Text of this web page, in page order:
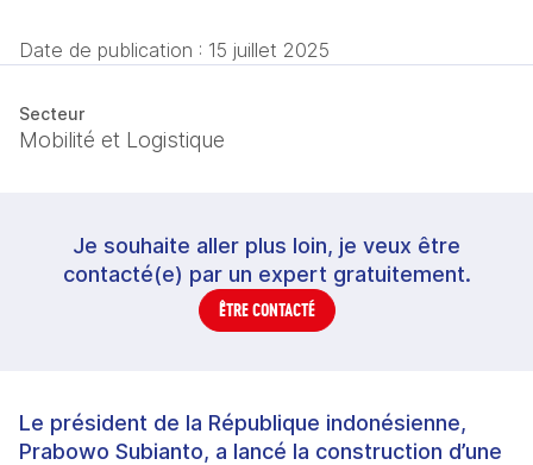
Date de publication : 15 juillet 2025
Secteur
Mobilité et Logistique
Je souhaite aller plus loin, je veux être
contacté(e) par un expert gratuitement.
ÊTRE CONTACTÉ
Le président de la République indonésienne,
Prabowo Subianto, a lancé la construction d’une